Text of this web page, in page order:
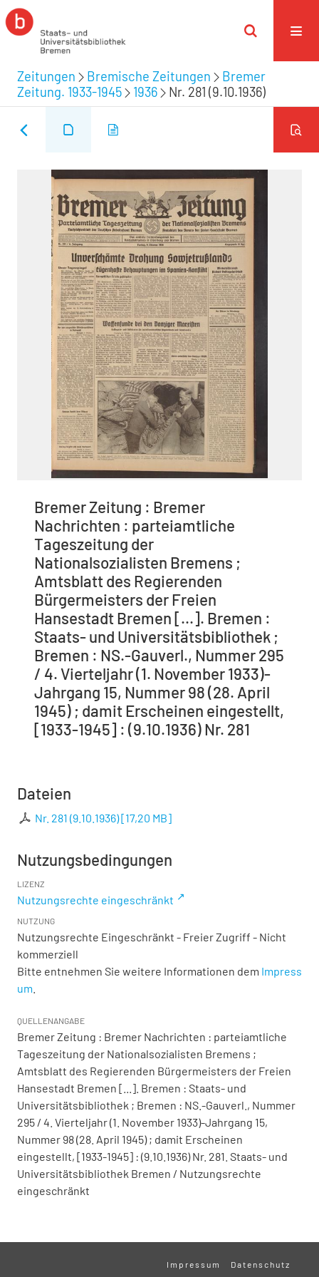
Zeitungen Bremische Zeitungen
Bremer
Zeitung. 1933-1945
1936 Nr. 281 (9.10.1936)
Bremer Zeitung : Bremer
Nachrichten : parteiamtliche
Tageszeitung der
Nationalsozialisten Bremens ;
Amtsblatt des Regierenden
Bürgermeisters der Freien
Hansestadt Bremen [...]. Bremen :
Staats- und Universitätsbibliothek ;
Bremen : NS.-Gauverl., Nummer 295
/ 4. Vierteljahr (1. November 1933)-
Jahrgang 15, Nummer 98 (28. April
1945) ; damit Erscheinen eingestellt,
[1933-1945] : (9.10.1936) Nr. 281
Dateien
Nr. 281 (9.10.1936)[17,20 MB]
Nutzungsbedingungen
LIZENZ
Nutzungsrechte eingeschränkt
NUTZUNG
Nutzungsrechte Eingeschränkt - Freier Zugriff - Nicht
kommerziell
Bitte entnehmen Sie weitere Informationen dem Impress
um
QUELLENANGABE
Bremer Zeitung : Bremer Nachrichten : parteiamtliche
Tageszeitung der Nationalsozialisten Bremens ;
Amtsblatt des Regierenden Bürgermeisters der Freien
Hansestadt Bremen [...]. Bremen : Staats- und
Universitätsbibliothek ; Bremen : NS.-Gauverl., Nummer
295 / 4. Vierteljahr (1. November 1933)-Jahrgang 15,
Nummer 98 (28. April 1945) ; damit Erscheinen
eingestellt, [1933-1945] : (9.10.1936) Nr. 281. Staats- und
Universitätsbibliothek Bremen / Nutzungsrechte
eingeschränkt
Impressum Datenschutz